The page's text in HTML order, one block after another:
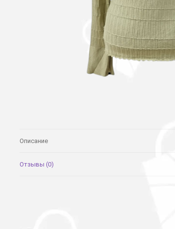
Описание
Отзывы (0)